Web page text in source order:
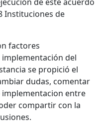
Instituciones de
factores
del
se propició el
dudas, comentar
implementacion entre
compartir con la